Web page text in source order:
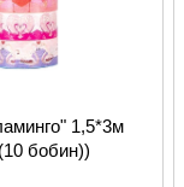
1,5*3м
бобин))